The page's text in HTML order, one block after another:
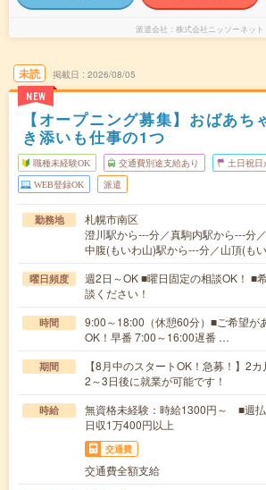
派遣会社 株式会社ニッソーネット
未読
NEW
掲載日 2026/08/05
【オープニング募集】おばあち
き添いも仕事の1つ
職種未経験OK 交通費別途支給あり 土日祝日
WEB登録OK 派遣
勤務地
札幌市南区
澄川駅から---分／真駒内駅から---分
中腹(もいわ山)駅から---分／山頂(も
曜日頻度
週2日～OK ■曜日固定の相談OK！ ■
談ください！
時間
9:00～18:00（休憩60分）■ご希望が
OK！早番 7:00～16:00遅番 …
期間
【8月中のスタートOK！急募！】2
2～3日後に就業が可能です！
時給
無資格未経験：時給1300円～ ■
日収1万400円以上
交通費
交通費全額支給